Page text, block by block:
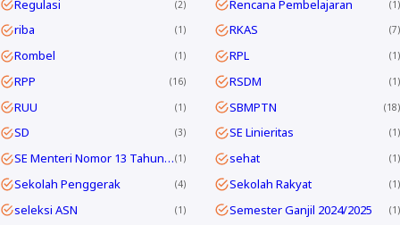
Regulasi 2 Rencana Pembelajaran 1
riba 1 RKAS 7
Rombel 1 RPL 1
RPP 16 RSDM 1
RUU 1 SBMPTN 18
SD 3 SE Linieritas 1
SE Menteri Nomor 13 Tahun 2025 1 sehat 1
Sekolah Penggerak 4 Sekolah Rakyat 1
seleksi ASN 1 Semester Ganjil 2024/2025 1